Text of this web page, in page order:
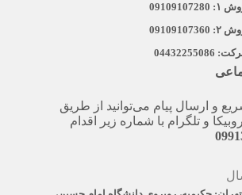
و ارسال پیام می‌توانید از طریق
و تلگرام با شماره زیر اقدام